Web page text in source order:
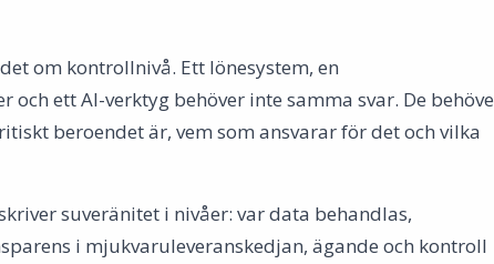
om kontrollnivå. Ett lönesystem, en
ett AI-verktyg behöver inte samma svar. De
beroendet är, vem som ansvarar för det och vilka
suveränitet i nivåer: var data behandlas,
i mjukvaruleveranskedjan, ägande och kontroll